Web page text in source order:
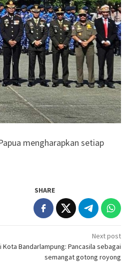
mengharapkan setiap
SHARE
Next post
Kota Bandarlampung: Pancasila sebagai
semangat gotong royong